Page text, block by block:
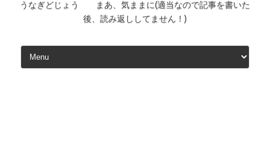
プうなぎどじょう まあ、気ままに(適当なので記事を書いた
後、読み返ししてません！)